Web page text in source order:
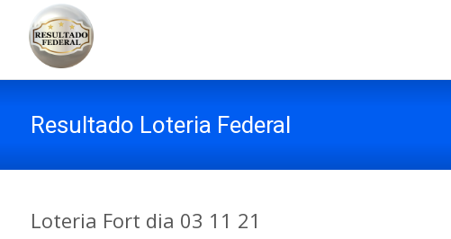
Resultado Loteria Federal
Loteria Fort dia 03 11 21